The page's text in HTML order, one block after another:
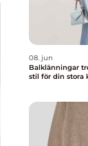
08. jun
Balklänningar trestad så
stil för din stora